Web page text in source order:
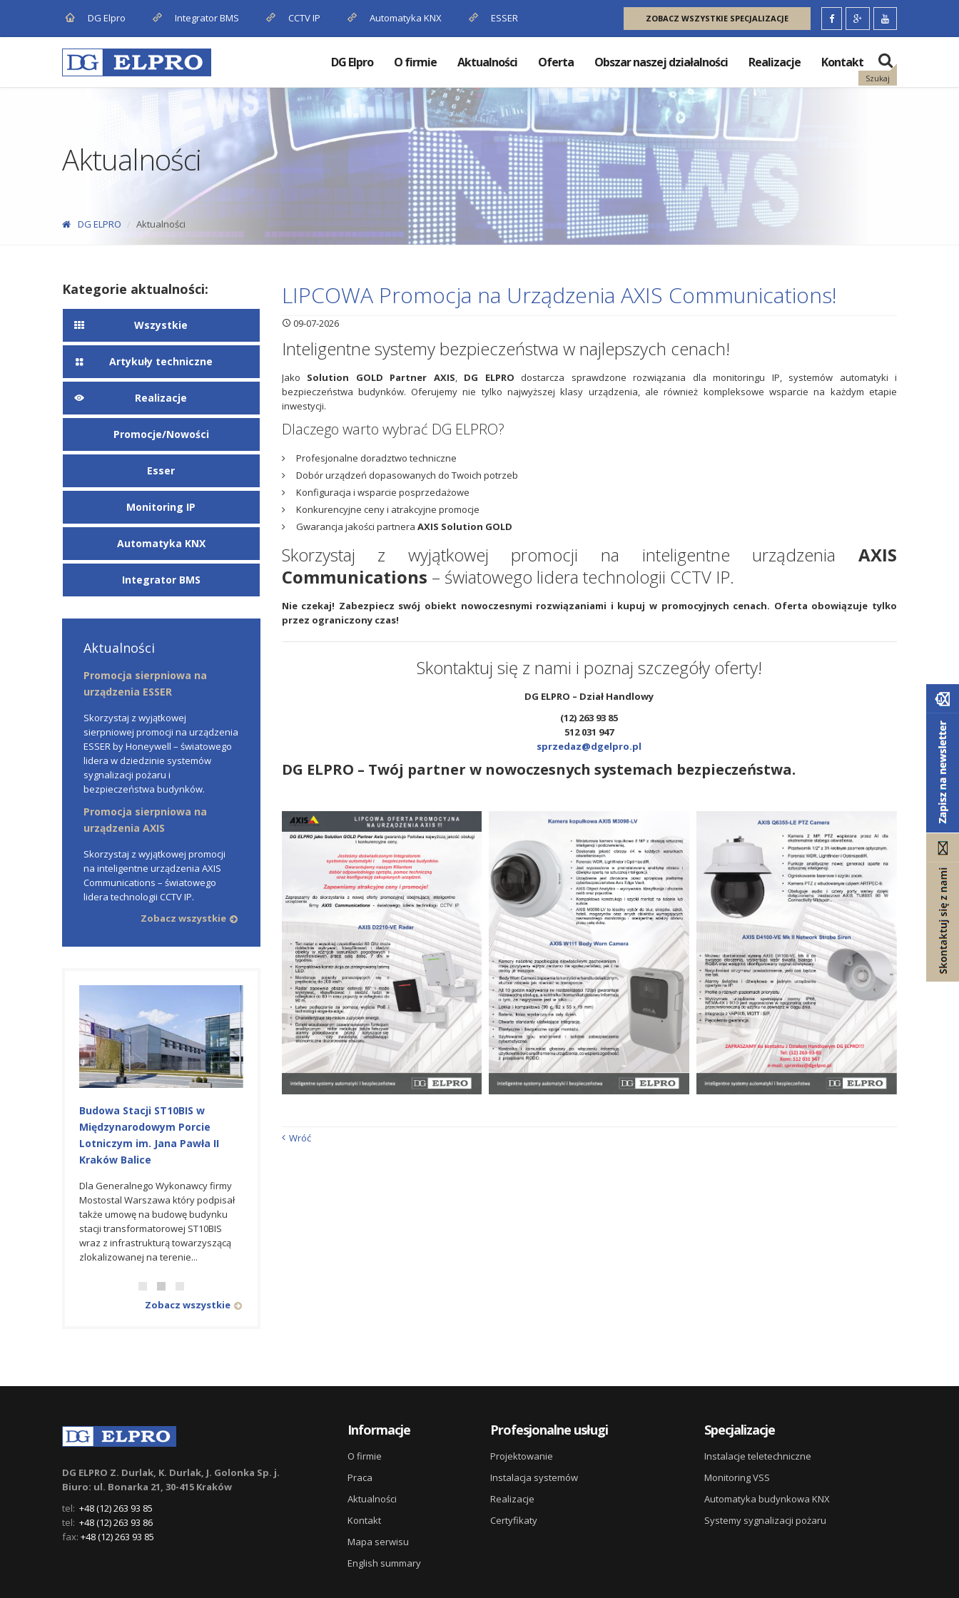
DG Elpro Integrator BMS CCTV IP Automatyka KNX ESSER ZOBACZ WSZYSTKIE SPECJALIZACJE
Szukaj
DG Elpro O firmie Aktualności Oferta Obszar naszej działalności Realizacje Kontakt
Aktualności
DG ELPRO Aktualności
LIPCOWA Promocja na Urządzenia AXIS Communications!
09-07-2026
Inteligentne systemy bezpieczeństwa w najlepszych cenach!
Jako Solution GOLD Partner AXIS, DG ELPRO dostarcza sprawdzone rozwiązania dla monitoringu IP, systemów automatyki i
bezpieczeństwa budynków. Oferujemy nie tylko najwyższej klasy urządzenia, ale również kompleksowe wsparcie na każdym etapie
inwestycji.
Dlaczego warto wybrać DG ELPRO?
Profesjonalne doradztwo techniczne
Dobór urządzeń dopasowanych do Twoich potrzeb
Konfiguracja i wsparcie posprzedażowe
Konkurencyjne ceny i atrakcyjne promocje
Gwarancja jakości partnera AXIS Solution GOLD
Skorzystaj z wyjątkowej promocji na inteligentne urządzenia AXIS
Communications – światowego lidera technologii CCTV IP.
Nie czekaj! Zabezpiecz swój obiekt nowoczesnymi rozwiązaniami i kupuj w promocyjnych cenach. Oferta obowiązuje tylko
przez ograniczony czas!
Skontaktuj się z nami i poznaj szczegóły oferty!
DG ELPRO – Dział Handlowy
(12) 263 93 85
512 031 947
sprzedaz@dgelpro.pl
DG ELPRO – Twój partner w nowoczesnych systemach bezpieczeństwa.
Wróć
Kategorie aktualności:
Wszystkie
Artykuły techniczne
Realizacje
Promocje/Nowości
Esser
Monitoring IP
Automatyka KNX
Integrator BMS
Aktualności
Promocja sierpniowa na
urządzenia ESSER
Skorzystaj z wyjątkowej
sierpniowej promocji na urządzenia
ESSER by Honeywell – światowego
lidera w dziedzinie systemów
sygnalizacji pożaru i
bezpieczeństwa budynków.
Promocja sierpniowa na
urządzenia AXIS
Skorzystaj z wyjątkowej promocji
na inteligentne urządzenia AXIS
Communications – światowego
lidera technologii CCTV IP.
Zobacz wszystkie
Budowa Stacji ST10BIS w
Międzynarodowym Porcie
Lotniczym im. Jana Pawła II
Kraków Balice
Dla Generalnego Wykonawcy firmy
Mostostal Warszawa który podpisał
także umowę na budowę budynku
stacji transformatorowej ST10BIS
wraz z infrastrukturą towarzyszącą
zlokalizowanej na terenie...
Lotniczym im. Jana Pawła II
Zobacz wszystkie
DG ELPRO Z. Durlak, K. Durlak, J. Golonka Sp. j.
Biuro: ul. Bonarka 21, 30-415 Kraków
tel: +48 (12) 263 93 85
tel: +48 (12) 263 93 86
fax: +48 (12) 263 93 85
Informacje
O firmie
Praca
Aktualności
Kontakt
Mapa serwisu
English summary
Profesjonalne usługi
Projektowanie
Instalacja systemów
Realizacje
Certyfikaty
Specjalizacje
Instalacje teletechniczne
Monitoring VSS
Automatyka budynkowa KNX
Systemy sygnalizacji pożaru